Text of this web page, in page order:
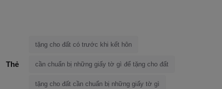
Thẻ
tặng cho đất có trước khi kết hôn
cần chuẩn bị những giấy tờ gì để tặng cho đất
tặng cho đất cần chuẩn bị những giấy tờ gì